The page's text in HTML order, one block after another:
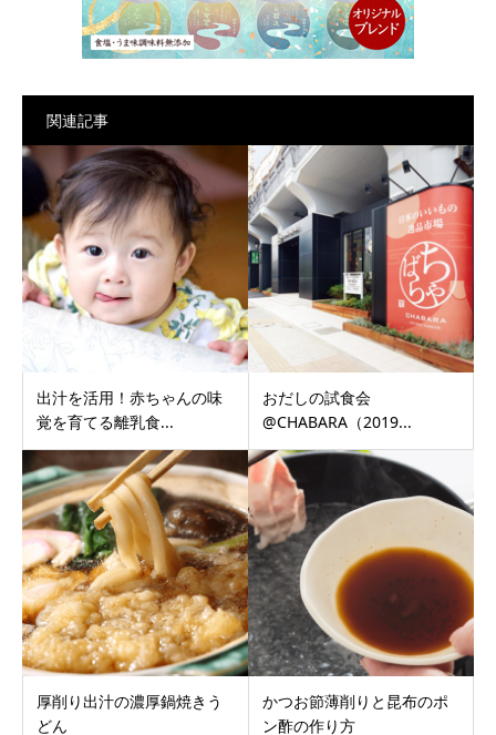
関連記事
出汁を活用！赤ちゃんの味
覚を育てる離乳食...
おだしの試食会
@CHABARA（2019...
厚削り出汁の濃厚鍋焼きう
どん
かつお節薄削りと昆布のポ
ン酢の作り方